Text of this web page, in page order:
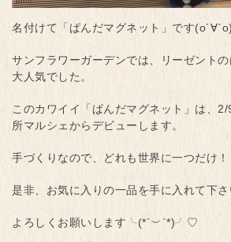
名付けて「ぱんだマグネット」です(о´∀`о)
サンフラワーガーデンでは、リーゼント
大人気でした。
このカワイイ「ぱんだマグネット」は、
所マルシェからデビューします。
手づくりなので、どれも世界に一つだけ！
是非、お気に入りの一品を手に入れて下さ
よろしくお願いします╰(*´︶`*)╯♡